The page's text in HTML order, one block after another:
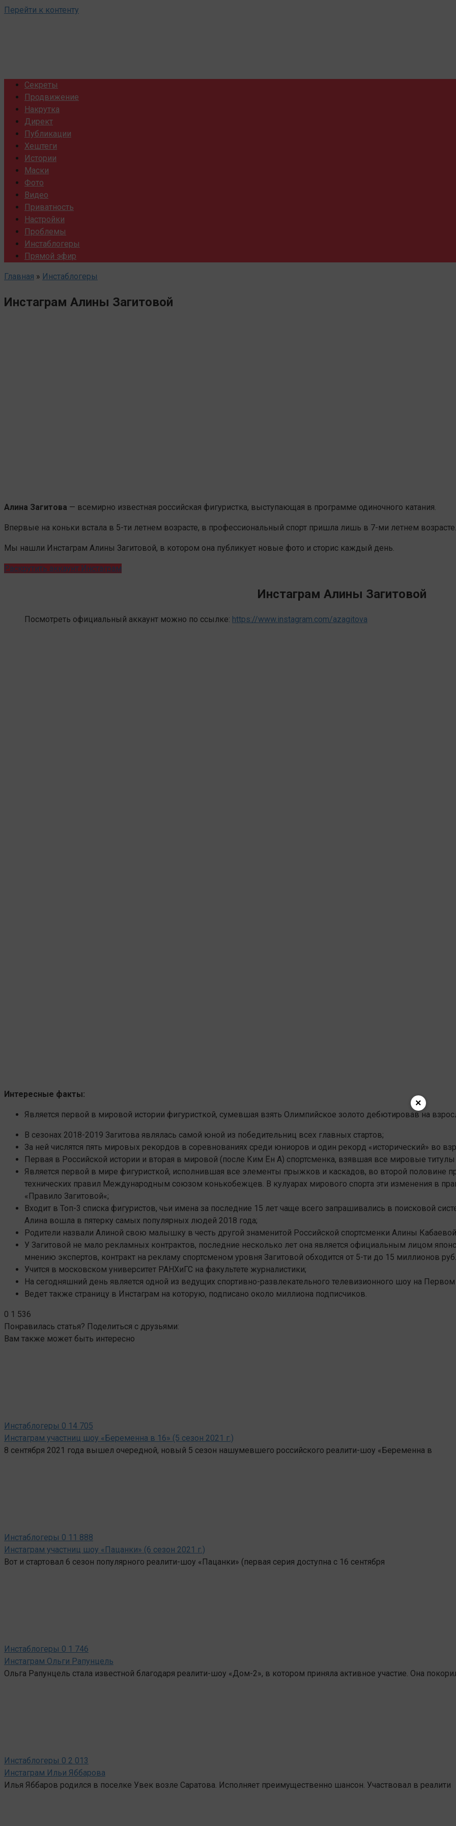
Перейти к контенту
Секреты
Продвижение
Накрутка
Директ
Публикации
Хештеги
Истории
Маски
Фото
Видео
Приватность
Настройки
Проблемы
Инстаблогеры
Прямой эфир
Главная » Инстаблогеры
Инстаграм Алины Загитовой
Алина Загитова — всемирно известная российская фигуристка, выступающая в программе одиночного катания.
Впервые на коньки встала в 5-ти летнем возрасте, в профессиональный спорт пришла лишь в 7-ми летнем возрасте.
Мы нашли Инстаграм Алины Загитовой, в котором она публикует новые фото и сторис каждый день.
Раскрутить аккаунт Инстаграм
Инстаграм Алины Загитовой
Посмотреть официальный аккаунт можно по ссылке: https://www.instagram.com/azagitova
Интересные факты:
Является первой в мировой истории фигуристкой, сумевшая взять Олимпийское золото дебютировав на
В сезонах 2018-2019 Загитова являлась самой юной из победительниц всех главных стартов;
За ней числятся пять мировых рекордов в соревнованиях среди юниоров и один рекорд «исторический» во
Первая в Российской истории и вторая в мировой (после Ким Ён А) спортсменка, взявшая все мировые
Является первой в мире фигуристкой, исполнившая все элементы прыжков и каскадов, во второй половине
технических правил Международным союзом конькобежцев. В кулуарах мирового спорта эти изменения в
«Правило Загитовой«;
Входит в Топ-3 списка фигуристов, чьи имена за последние 15 лет чаще всего запрашивались в поисковой
Алина вошла в пятерку самых популярных людей 2018 года;
Родители назвали Алиной свою малышку в честь другой знаменитой Российской спортсменки Алины Кабаевой
У Загитовой не мало рекламных контрактов, последние несколько лет она является официальным лицом
мнению экспертов, контракт на рекламу спортсменом уровня Загитовой обходится от 5-ти до 15 миллионов
Учится в московском университет РАНХиГС на факультете журналистики;
На сегодняшний день является одной из ведущих спортивно-развлекательного телевизионного шоу на
Ведет также страницу в Инстаграм на которую, подписано около миллиона подписчиков.
0 1 536
Понравилась статья? Поделиться с друзьями:
Вам также может быть интересно
Инстаблогеры 0 14 705
Инстаграм участниц шоу «Беременна в 16» (5 сезон 2021 г.)
8 сентября 2021 года вышел очередной, новый 5 сезон нашумевшего российского реалити-шоу «Беременна в
Инстаблогеры 0 11 888
Инстаграм участниц шоу «Пацанки» (6 сезон 2021 г.)
Вот и стартовал 6 сезон популярного реалити-шоу «Пацанки» (первая серия доступна с 16 сентября
Инстаблогеры 0 1 746
Инстаграм Ольги Рапунцель
Ольга Рапунцель стала известной благодаря реалити-шоу «Дом-2», в котором приняла активное участие. Она
Инстаблогеры 0 2 013
Инстаграм Ильи Яббарова
Илья Яббаров родился в поселке Увек возле Саратова. Исполняет преимущественно шансон. Участвовал в реалити
×